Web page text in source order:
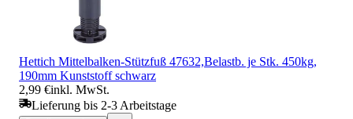
Hettich Mittelbalken-Stützfuß 47632,Belastb. je Stk. 450kg,
190mm Kunststoff schwarz
2,99 €inkl. MwSt.
Lieferung bis 2-3 Arbeitstage